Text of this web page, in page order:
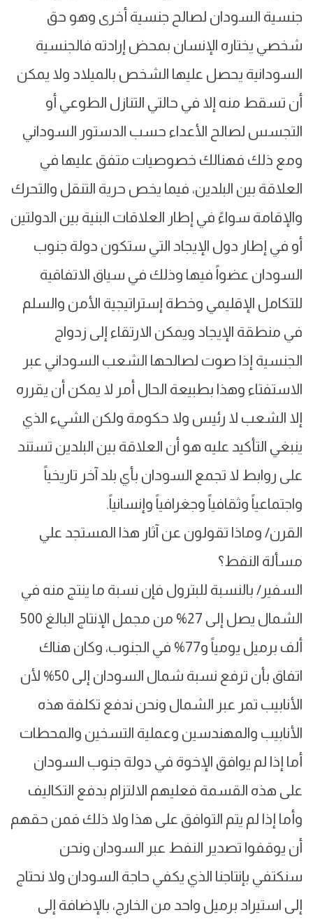
جنسية السودان لصالح جنسية أخرى وهو حق
شخصي يختاره الإنسان بمحض إرادته فالجنسية
السودانية يحصل عليها الشخص بالميلاد ولا يمكن
أن تسقط منه إلا في حالتي التنازل الطوعي أو
التجسس لصالح الأعداء حسب الدستور السوداني
ومع ذلك فهنالك خصوصيات متفق عليها في
العلاقة بين البلدين، فيما يخص حرية التنقل والتحرك
والإقامة سواءً في إطار العلاقات البنية بين الدولتين
أو في إطار دول الإيجاد التي ستكون دولة جنوب
السودان عضواً فيها وذلك في سياق الاتفاقية
للتكامل الإقليمي وخطة إستراتيجية الأمن والسلم
في منطقة الإيجاد ويمكن الارتقاء إلى زدواج
الجنسية إذا صوت لصالحها الشعب السوداني عبر
الاستفتاء وهذا بطبيعة الحال أمر لا يمكن أن يقرره
إلا الشعب لا رئيس ولا حكومة ولكن الشيء الذي
ينبغي التأكيد عليه هو أن العلاقة بين البلدين تستند
على روابط لا تجمع السودان بأي بلد آخر تاريخياً
واجتماعياً وثقافياً وجغرافياً وإنسانياً.
القرن/ وماذا تقولون عن آثار هذا المستجد علي
مسألة النفط؟
السفير/ بالنسبة للبترول فإن نسبة ما ينتج منه في
الشمال يصل إلى 27% من مجمل الإنتاج البالغ 500
ألف برميل يومياً و77% في الجنوب، وكان هناك
اتفاق بأن ترفع نسبة شمال السودان إلى 50% لأن
الأنابيب تمر عبر الشمال ونحن ندفع تكلفة هذه
الأنابيب والمهندسين وعملية التسخين والمحطات
أما إذا لم يوافق الإخوة في دولة جنوب السودان
على هذه القسمة فعليهم الالتزام بدفع التكاليف
وأما إذا لم يتم التوافق على هذا ولا ذلك فمن حقهم
أن يوقفوا تصدير النفط عبر السودان ونحن
سنكتفي بإنتاجنا الذي يكفي حاجة السودان ولا نحتاج
إلى استيراد برميل واحد من الخارج، بالإضافة إلى